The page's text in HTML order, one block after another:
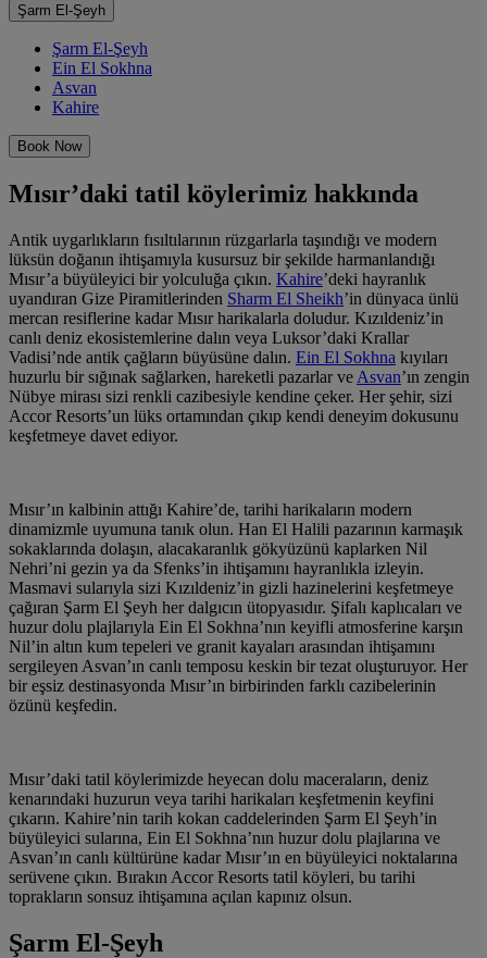
Şarm El-Şeyh
Şarm El-Şeyh
Ein El Sokhna
Asvan
Kahire
Book Now
Mısır’daki tatil köylerimiz hakkında
Antik uygarlıkların fısıltılarının rüzgarlarla taşındığı ve modern
lüksün doğanın ihtişamıyla kusursuz bir şekilde harmanlandığı
Mısır’a büyüleyici bir yolculuğa çıkın. Kahire’deki hayranlık
uyandıran Gize Piramitlerinden Sharm El Sheikh’in dünyaca ünlü
mercan resiflerine kadar Mısır harikalarla doludur. Kızıldeniz’in
canlı deniz ekosistemlerine dalın veya Luksor’daki Krallar
Vadisi’nde antik çağların büyüsüne dalın. Ein El Sokhna kıyıları
huzurlu bir sığınak sağlarken, hareketli pazarlar ve Asvan’ın zengin
Nübye mirası sizi renkli cazibesiyle kendine çeker. Her şehir, sizi
Accor Resorts’un lüks ortamından çıkıp kendi deneyim dokusunu
keşfetmeye davet ediyor.
Mısır’ın kalbinin attığı Kahire’de, tarihi harikaların modern
dinamizmle uyumuna tanık olun. Han El Halili pazarının karmaşık
sokaklarında dolaşın, alacakaranlık gökyüzünü kaplarken Nil
Nehri’ni gezin ya da Sfenks’in ihtişamını hayranlıkla izleyin.
Masmavi sularıyla sizi Kızıldeniz’in gizli hazinelerini keşfetmeye
çağıran Şarm El Şeyh her dalgıcın ütopyasıdır. Şifalı kaplıcaları ve
huzur dolu plajlarıyla Ein El Sokhna’nın keyifli atmosferine karşın
Nil’in altın kum tepeleri ve granit kayaları arasından ihtişamını
sergileyen Asvan’ın canlı temposu keskin bir tezat oluşturuyor. Her
bir eşsiz destinasyonda Mısır’ın birbirinden farklı cazibelerinin
özünü keşfedin.
Mısır’daki tatil köylerimizde heyecan dolu maceraların, deniz
kenarındaki huzurun veya tarihi harikaları keşfetmenin keyfini
çıkarın. Kahire’nin tarih kokan caddelerinden Şarm El Şeyh’in
büyüleyici sularına, Ein El Sokhna’nın huzur dolu plajlarına ve
Asvan’ın canlı kültürüne kadar Mısır’ın en büyüleyici noktalarına
serüvene çıkın. Bırakın Accor Resorts tatil köyleri, bu tarihi
toprakların sonsuz ihtişamına açılan kapınız olsun.
Şarm El-Şeyh